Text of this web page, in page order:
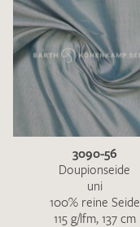
3090-56
Doupionseide
uni
100% reine Seide
115 g/lfm, 137 cm